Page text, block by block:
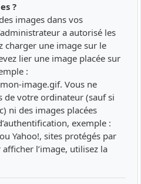
?
images dans vos
a autorisé les
charger une image sur le
lier une image placée sur
:
image.gif. Vous ne
de votre ordinateur (sauf si
ni des images placées
exemple :
Yahoo!, sites protégés par
l’image, utilisez la